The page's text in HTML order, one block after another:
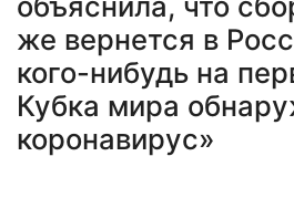
же вернется в
кого-нибудь на
Кубка мира
коронавирус»